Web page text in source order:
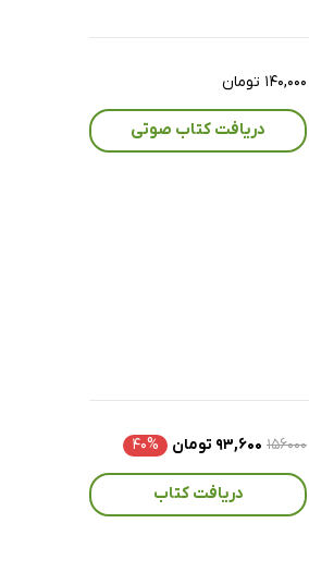
۱۴۰,۰۰۰ تومان
دریافت کتاب صوتی
۱۵۶۰۰۰ ۹۳,۶۰۰ تومان ۴۰%
دریافت کتاب